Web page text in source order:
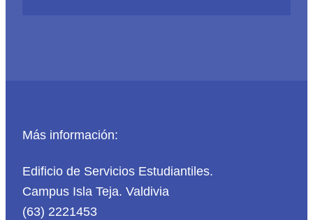
Más información:
Edificio de Servicios Estudiantiles.
Campus Isla Teja. Valdivia
(63) 2221453